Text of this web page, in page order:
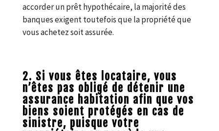
accorder un prêt hypothécaire, la majorité des
banques exigent toutefois que la propriété que
vous achetez soit assurée.
2. Si vous êtes locataire, vous
n’êtes pas obligé de détenir une
assurance habitation afin que vos
biens soient protégés en cas de
sinistre, puisque votre